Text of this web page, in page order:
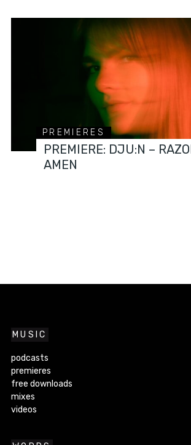
PREMIERES
PREMIERE: DJU:N –
AMEN
MUSIC
podcasts
premieres
free downloads
mixes
videos